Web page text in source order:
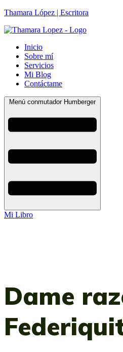
Thamara López | Escritora
Inicio
Sobre mí
Servicios
Mi Blog
Contáctame
Menú conmutador Humberger
Mi Libro
Dame